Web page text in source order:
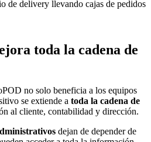
toda la cadena de
no solo beneficia a los equipos
se extiende a toda la cadena de
al cliente, contabilidad y dirección.
dejan de depender de